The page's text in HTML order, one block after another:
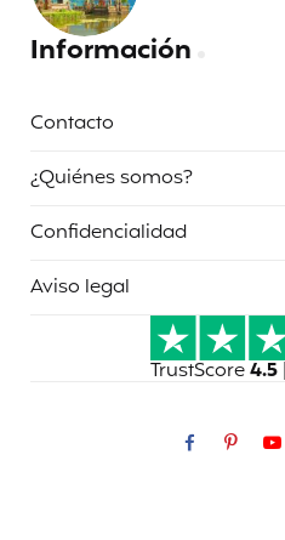
Información
Contacto
¿Quiénes somos?
Confidencialidad
Aviso legal
TrustScore4.5